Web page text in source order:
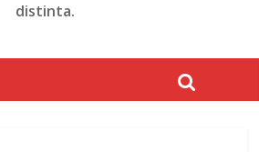
distinta.